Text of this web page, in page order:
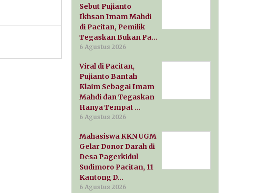
Sebut Pujianto
Ikhsan Imam Mahdi
di Pacitan, Pemilik
Tegaskan Bukan Pa…
6 Agustus 2026
Viral di Pacitan,
Pujianto Bantah
Klaim Sebagai Imam
Mahdi dan Tegaskan
Hanya Tempat …
6 Agustus 2026
Mahasiswa KKN UGM
Gelar Donor Darah di
Desa Pagerkidul
Sudimoro Pacitan, 11
Kantong D…
6 Agustus 2026